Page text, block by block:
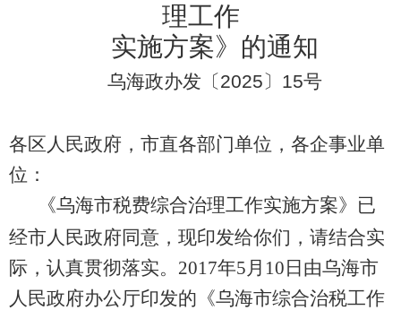
理工作
实施方案》 的通知
乌海政办发 〔2025〕 15号
各区 人民政府， 市直各部门单位 ，各企事业单
位 ：
《乌海市税费综合治理工作实施方案》 已
经市人民政府同意，现印发给你们，请结合实
际 ， 认真贯彻落实。 2017年5 月 10 日 由乌海市
人民政府办公厅印发的《乌海市综合治税工作